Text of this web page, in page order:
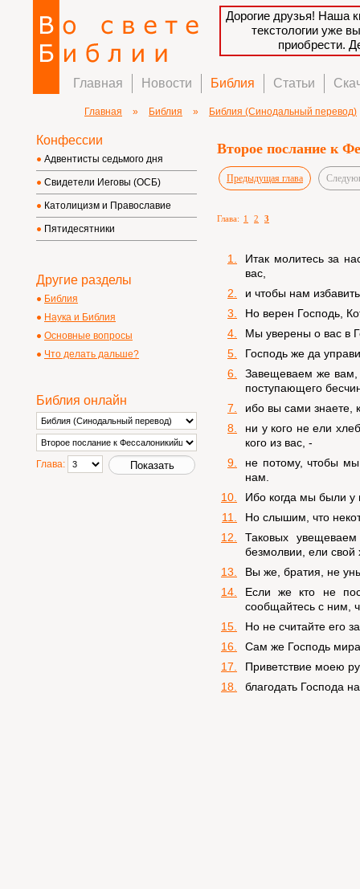
Дорогие друзья! Наша
текстологии уже
приобрести.
Главная Новости Библия Статьи
Главная » Библия » Библия (Синодальный перевод)
Второе послание к
Предыдущая глава
Глава: 1 2 3
1.
Итак молитесь за
вас,
2.
и чтобы нам
3.
Но верен Господь,
4.
Мы уверены о вас в
5.
Господь же да
6.
Завещеваем же вам,
поступающего
7.
ибо вы сами знаете,
8.
ни у кого не ели
кого из вас, -
9.
не потому, чтобы
нам.
10.
Ибо когда мы были у
11.
Но слышим, что
12.
Таковых
безмолвии, ели свой
13.
Вы же, братия, не
14.
Если же кто не
сообщайтесь с ним,
15.
Но не считайте его
16.
Сам же Господь
17.
Приветствие моею
18.
благодать Господа
Конфессии
Адвентисты седьмого дня
Свидетели Иеговы (ОСБ)
Католицизм и Православие
Пятидесятники
Другие разделы
Библия
Наука и Библия
Основные вопросы
Что делать дальше?
Библия онлайн
Глава: